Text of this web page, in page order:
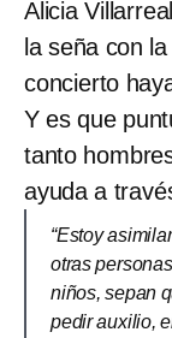
Alicia
la seña con
concierto
Y es que
tanto
ayuda a
“Estoy
otras
niños, sepan
pedir auxilio,